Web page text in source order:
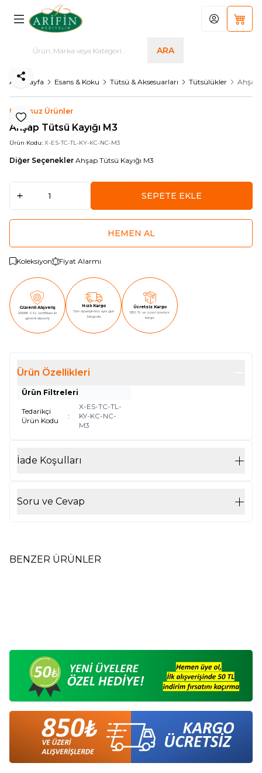
ARA
Hesabım
Ana Sayfa Esans & Koku Tütsü & Aksesuarları Tütsülükler Ahşap
Favoriye Ekle
Paylaş
Logosuz Ürünler
Ahşap Tütsü Kayığı M3
Ürün Kodu: X-ES-TC-TL-KY-KC-NC-M3
Diğer Seçenekler Ahşap Tütsü Kayığı M3
SEPETE EKLE
HEMEN AL
Koleksiyon Fiyat Alarmı
Güvenli Alışveriş
256Bit SSL sertifikası ile
güvenli alışveriş
Hızlı Kargo
Tüm siparişleriniz aynı gün
kargoda
Ücretsiz Kargo
850 TL ve üzeri ücretsiz
kargo
Ürün Özellikleri
Ürün Filtreleri
Tedarikçi
Ürün Kodu
:
X-ES-TC-TL-
KY-KC-NC-
M3
İade Koşulları
Soru ve Cevap
BENZER ÜRÜNLER